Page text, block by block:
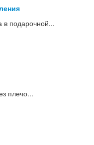
в подарочной...
плечо...